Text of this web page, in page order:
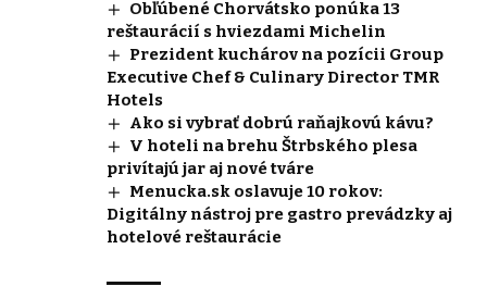
Obľúbené Chorvátsko ponúka 13
reštaurácií s hviezdami Michelin
Prezident kuchárov na pozícii Group
Executive Chef & Culinary Director TMR
Hotels
Ako si vybrať dobrú raňajkovú kávu?
V hoteli na brehu Štrbského plesa
privítajú jar aj nové tváre
Menucka.sk oslavuje 10 rokov:
Digitálny nástroj pre gastro prevádzky aj
hotelové reštaurácie